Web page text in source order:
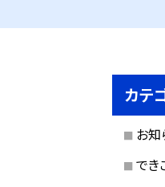
カテ
お知
でき